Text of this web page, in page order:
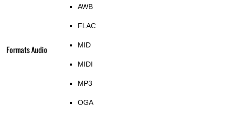
Formats Audio
AWB
FLAC
MID
MIDI
MP3
OGA